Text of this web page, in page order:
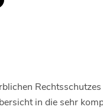
in die sehr